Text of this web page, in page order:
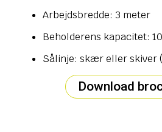
Arbejdsbredde: 3 meter
Beholderens kapacitet:
Sålinje: skær eller skiver
Download